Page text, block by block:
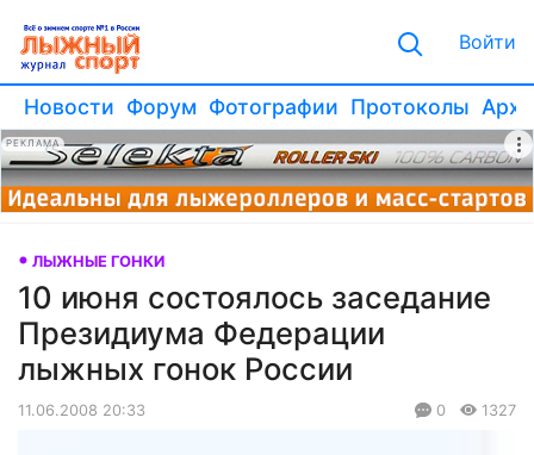
Войти
Новости Форум Фотографии Протоколы
РЕКЛАМА
ЛЫЖНЫЕ ГОНКИ
10 июня состоялось заседание
Президиума Федерации
лыжных гонок России
11.06.2008 20:33 0 1327